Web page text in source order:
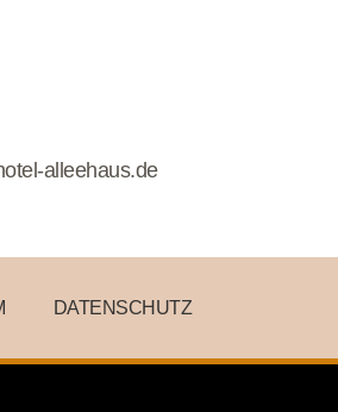
alleehaus.de
DATENSCHUTZ